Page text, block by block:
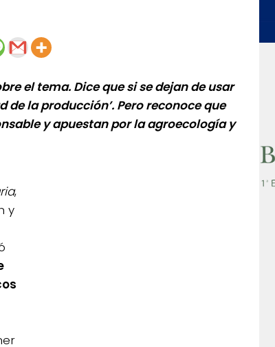
el tema. Dice que si se dejan de usar
la producción’. Pero reconoce que
y apuestan por la agroecología y
,
y